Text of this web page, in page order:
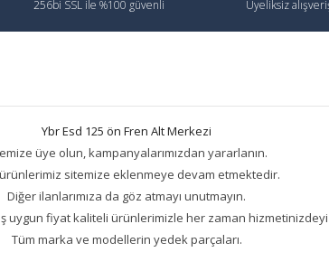
256bi SSL ile %100 güvenli Üyeliksiz
Ybr Esd 125 ön Fren Alt Merkezi
üye olun, kampanyalarımızdan yararlanın.
sitemize eklenmeye devam etmektedir.
Diğer ilanlarımıza da göz atmayı unutmayın.
uygun fiyat kaliteli ürünlerimizle her zaman
Tüm marka ve modellerin yedek parçaları.